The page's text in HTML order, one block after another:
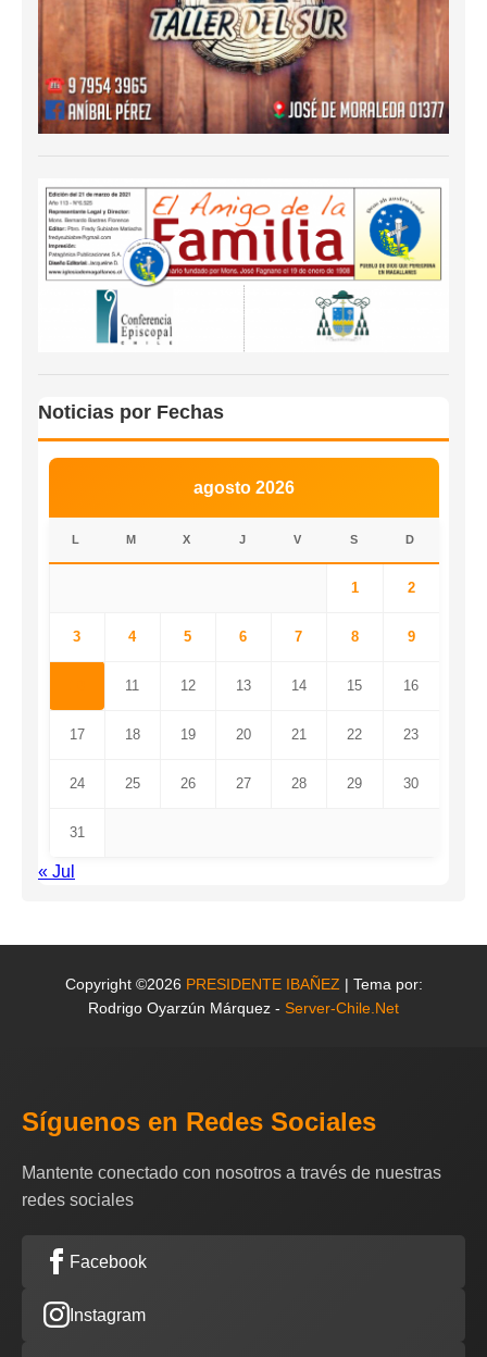
Noticias por Fechas
agosto 2026
L M X J V S D
1 2
3 4 5 6 7 8 9
11 12 13 14 15 16
17 18 19 20 21 22 23
24 25 26 27 28 29 30
31
« Jul
Copyright ©2026 PRESIDENTE IBAÑEZ | Tema por:
Rodrigo Oyarzún Márquez - Server-Chile.Net
Síguenos en Redes Sociales
Mantente conectado con nosotros a través de nuestras
redes sociales
Facebook
Instagram